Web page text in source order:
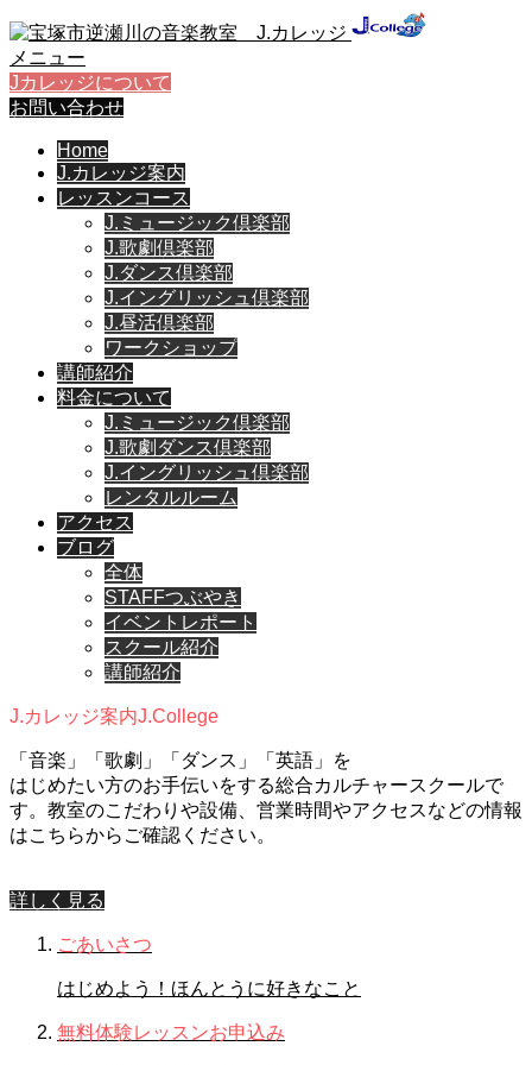
メニュー
Jカレッジについて
お問い合わせ
Home
J.カレッジ案内
レッスンコース
J.ミュージック倶楽部
J.歌劇倶楽部
J.ダンス倶楽部
J.イングリッシュ倶楽部
J.昼活倶楽部
ワークショップ
講師紹介
料金について
J.ミュージック倶楽部
J.歌劇ダンス倶楽部
J.イングリッシュ倶楽部
レンタルルーム
アクセス
ブログ
全体
STAFFつぶやき
イベントレポート
スクール紹介
講師紹介
J.カレッジ案内J.College
「音楽」「歌劇」「ダンス」「英語」を
はじめたい方のお手伝いをする総合カルチャースクールで
す。教室のこだわりや設備、営業時間やアクセスなどの情報
はこちらからご確認ください。
詳しく見る
ごあいさつ
はじめよう！ほんとうに好きなこと
無料体験レッスンお申込み